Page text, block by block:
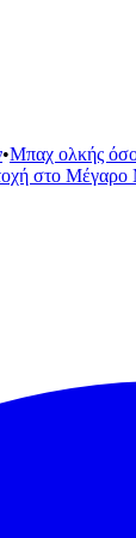
•Μπαχ ολκής
στο